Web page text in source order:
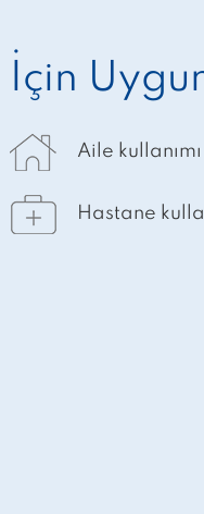
İçin
Aile kullanımı
Hastane